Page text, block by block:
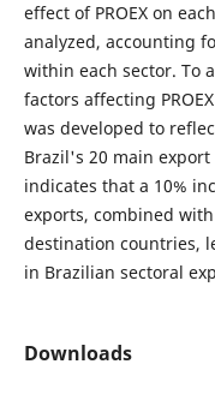
effect of PROEX on
analyzed, accounting
within each sector. To
factors affecting
was developed to
Brazil's 20 main
indicates that a 10%
exports, combined
destination countries,
in Brazilian sectoral
Downloads